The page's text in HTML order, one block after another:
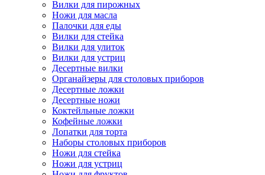
Вилки для пирожных
Ножи для масла
Палочки для еды
Вилки для стейка
Вилки для улиток
Вилки для устриц
Десертные вилки
Органайзеры для столовых приборов
Десертные ложки
Десертные ножи
Коктейльные ложки
Кофейные ложки
Лопатки для торта
Наборы столовых приборов
Ножи для стейка
Ножи для устриц